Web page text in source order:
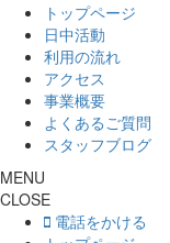
トップページ
日中活動
利用の流れ
アクセス
事業概要
よくあるご質問
スタッフブログ
MENU
CLOSE
電話をかける